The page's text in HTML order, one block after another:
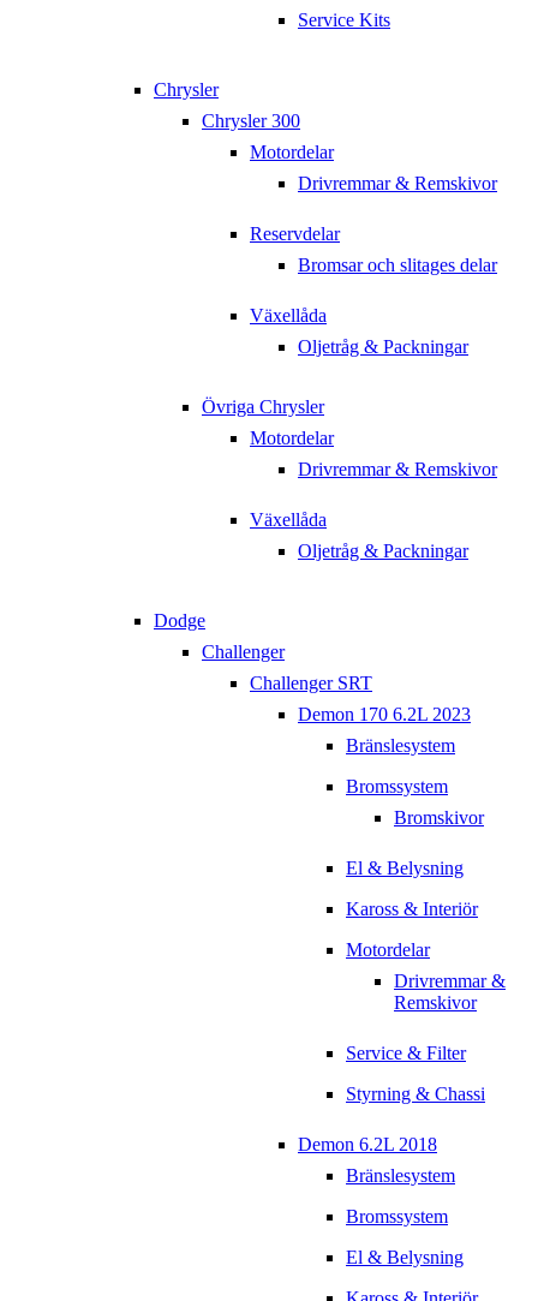
Service Kits
Chrysler
Chrysler 300
Motordelar
Drivremmar & Remskivor
Reservdelar
Bromsar och slitages delar
Växellåda
Oljetråg & Packningar
Övriga Chrysler
Motordelar
Drivremmar & Remskivor
Växellåda
Oljetråg & Packningar
Dodge
Challenger
Challenger SRT
Demon 170 6.2L 2023
Bränslesystem
Bromssystem
Bromskivor
El & Belysning
Kaross & Interiör
Motordelar
Drivremmar &
Remskivor
Service & Filter
Styrning & Chassi
Demon 6.2L 2018
Bränslesystem
Bromssystem
El & Belysning